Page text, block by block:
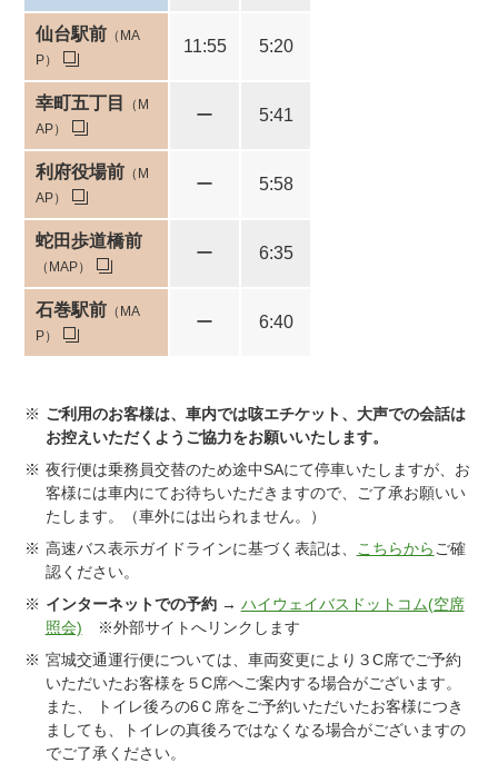
仙台駅前 （MA
P）
11:55 5:20
幸町五丁目
（M
AP）
ー 5:41
利府役場前 （M
AP）
ー 5:58
蛇田歩道橋前
（MAP）
ー 6:35
石巻駅前 （MA
P）
ー 6:40
ご利用のお客様は、車内では咳エチケット、大声での会話は
お控えいただくようご協力をお願いいたします。
夜行便は乗務員交替のため途中SAにて停車いたしますが、お
客様には車内にてお待ちいただきますので、ご了承お願いい
たします。（車外には出られません。）
高速バス表示ガイドラインに基づく表記は、
こちらから ご確
認ください。
インターネットでの予約→ ハイウェイバスドットコム(空席
照会) ※外部サイトへリンクします
宮城交通運行便については、車両変更により３C席でご予約
いただいたお客様を５C席へご案内する場合がございます。
また、 トイレ後ろの6Ｃ席をご予約いただいたお客様につき
ましても、トイレの真後ろではなくなる場合がございますの
でご了承ください。